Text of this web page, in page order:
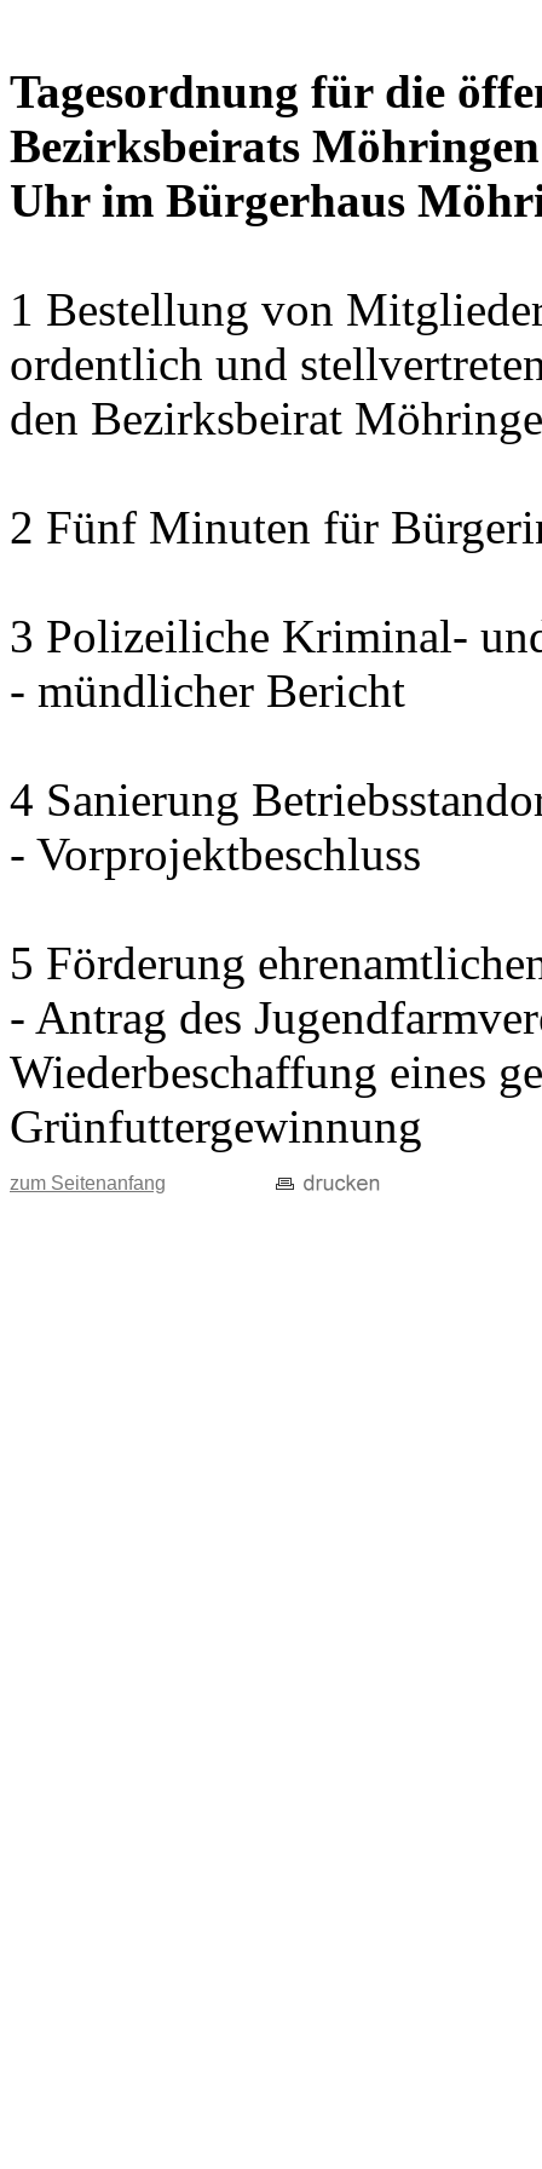
Tagesordnung für die
Bezirksbeirats
Uhr im Bürgerhaus
1 Bestellung von
ordentlich und
den Bezirksbeirat
2 Fünf Minuten für
3 Polizeiliche Kriminal-
- mündlicher Bericht
4 Sanierung
- Vorprojektbeschluss
5 Förderung
- Antrag des
Wiederbeschaffung eines
Grünfuttergewinnung
zum Seitenanfang